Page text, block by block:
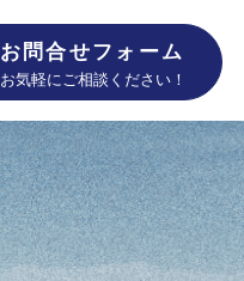
お問合せフォーム
お気軽にご相談ください！